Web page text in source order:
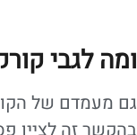
ומה לגבי
גם מעמדם של